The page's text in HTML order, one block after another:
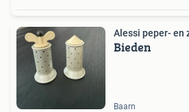
Alessi peper- en
Bieden
Baarn